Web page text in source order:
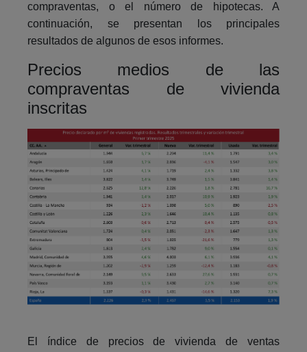
compraventas, o el número de hipotecas. A
continuación, se presentan los principales
resultados de algunos de esos informes.
Precios medios de las
compraventas de vivienda
inscritas
El índice de precios de vivienda de ventas